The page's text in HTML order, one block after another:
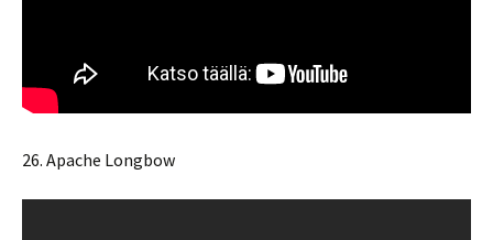
26. Apache Longbow